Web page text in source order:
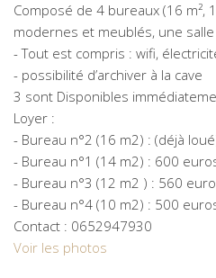
Composé de 4 bureaux (16 m²,
modernes et meublés, une
- Tout est compris : wifi,
- possibilité d’archiver à la cave
3 sont Disponibles
Loyer :
- Bureau n°2 (16 m2) : (déjà
- Bureau n°1 (14 m2) : 600
- Bureau n°3 (12 m2 ) : 560
- Bureau n°4 (10 m2) : 500
Contact : 0652947930
Voir les photos